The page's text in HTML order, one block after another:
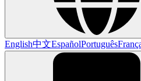
English中文EspañolPortuguês